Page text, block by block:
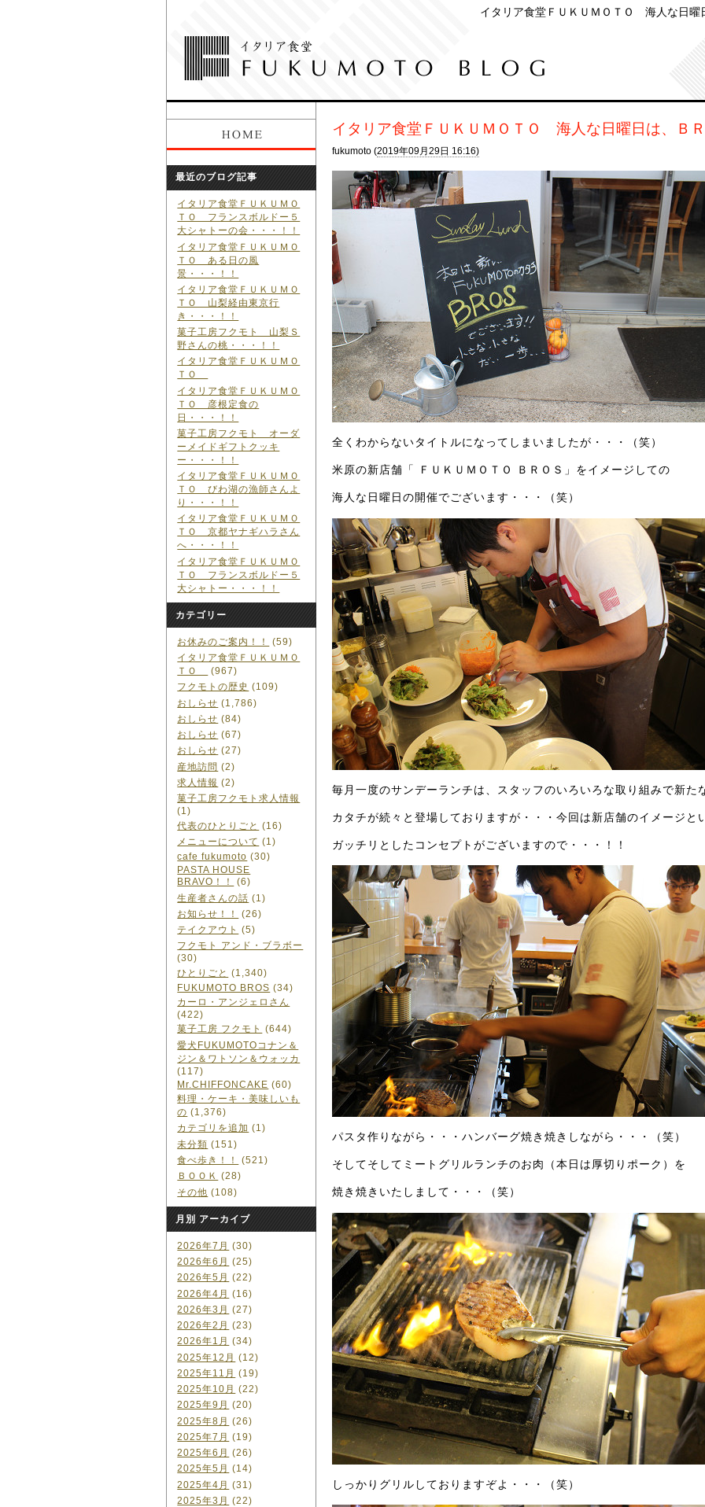
イタリア食堂ＦＵＫＵＭＯＴＯ 海人な日曜
イタリア食堂ＦＵＫＵＭＯＴＯ 海人な日曜日は、Ｂ
fukumoto (2019年09月29日 16:16)
全くわからないタイトルになってしまいましたが・・・（笑）
米原の新店舗「 ＦＵＫＵＭＯＴＯ ＢＲＯＳ」をイメージしての
海人な日曜日の開催でございます・・・（笑）
毎月一度のサンデーランチは、スタッフのいろいろな取り組みで新た
カタチが続々と登場しておりますが・・・今回は新店舗のイメージと
ガッチリとしたコンセプトがございますので・・・！！
パスタ作りながら・・・ハンバーグ焼き焼きしながら・・・（笑）
そしてそしてミートグリルランチのお肉（本日は厚切りポーク）を
焼き焼きいたしまして・・・（笑）
しっかりグリルしておりますぞよ・・・（笑）
最近のブログ記事
イタリア食堂ＦＵＫＵＭＯ
ＴＯ フランスボルドー５
大シャトーの会・・・！！
イタリア食堂ＦＵＫＵＭＯ
ＴＯ ある日の風
景・・・！！
イタリア食堂ＦＵＫＵＭＯ
ＴＯ 山梨経由東京行
き・・・！！
菓子工房フクモト 山梨Ｓ
野さんの桃・・・！！
イタリア食堂ＦＵＫＵＭＯ
ＴＯ
イタリア食堂ＦＵＫＵＭＯ
ＴＯ 彦根定食の
日・・・！！
菓子工房フクモト オーダ
ーメイドギフトクッキ
ー・・・！！
イタリア食堂ＦＵＫＵＭＯ
ＴＯ びわ湖の漁師さんよ
り・・・！！
イタリア食堂ＦＵＫＵＭＯ
ＴＯ 京都ヤナギハラさん
へ・・・！！
イタリア食堂ＦＵＫＵＭＯ
ＴＯ フランスボルドー５
大シャトー・・・！！
カテゴリー
お休みのご案内！！
(59)
イタリア食堂ＦＵＫＵＭＯ
ＴＯ
(967)
フクモトの歴史 (109)
おしらせ (1,786)
おしらせ (84)
おしらせ (67)
おしらせ (27)
産地訪問 (2)
求人情報 (2)
菓子工房フクモト求人情報
(1)
代表のひとりごと (16)
メニューについて (1)
cafe fukumoto (30)
PASTA HOUSE
BRAVO！！
(6)
生産者さんの話 (1)
お知らせ！！
(26)
テイクアウト (5)
フクモト アンド・ブラボー
(30)
ひとりごと (1,340)
FUKUMOTO BROS (34)
カーロ・アンジェロさん
(422)
菓子工房 フクモト (644)
愛犬FUKUMOTOコナン＆
ジン＆ワトソン＆ウォッカ
(117)
Mr.CHIFFONCAKE (60)
料理・ケーキ・美味しいも
の (1,376)
カテゴリを追加 (1)
未分類 (151)
食べ歩き！！
(521)
ＢＯＯＫ (28)
その他 (108)
月別 アーカイブ
2026年7月 (30)
2026年6月 (25)
2026年5月 (22)
2026年4月 (16)
2026年3月 (27)
2026年2月 (23)
2026年1月 (34)
2025年12月 (12)
2025年11月 (19)
2025年10月 (22)
2025年9月 (20)
2025年8月 (26)
2025年7月 (19)
2025年6月 (26)
2025年5月 (14)
2025年4月 (31)
2025年3月 (22)